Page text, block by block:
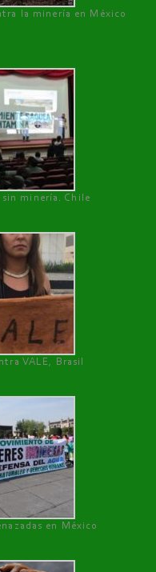
la minería en México
minería. Chile
VALE, Brasil
en México